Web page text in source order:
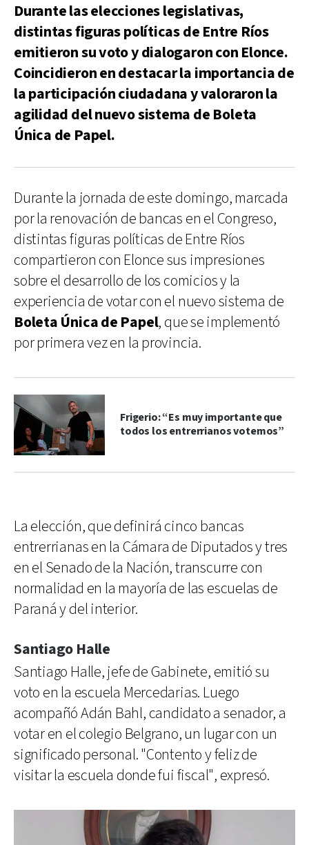
Durante las elecciones legislativas,
distintas figuras políticas de Entre Ríos
emitieron su voto y dialogaron con Elonce.
Coincidieron en destacar la importancia de
la participación ciudadana y valoraron la
agilidad del nuevo sistema de Boleta
Única de Papel.
Durante la jornada de este domingo, marcada
por la renovación de bancas en el Congreso,
distintas figuras políticas de Entre Ríos
compartieron con Elonce sus impresiones
sobre el desarrollo de los comicios y la
experiencia de votar con el nuevo sistema de
Boleta Única de Papel, que se implementó
por primera vez en la provincia.
Frigerio: “Es muy importante que
todos los entrerrianos votemos”
La elección, que definirá cinco bancas
entrerrianas en la Cámara de Diputados y tres
en el Senado de la Nación, transcurre con
normalidad en la mayoría de las escuelas de
Paraná y del interior.
Santiago Halle
Santiago Halle, jefe de Gabinete, emitió su
voto en la escuela Mercedarias. Luego
acompañó Adán Bahl, candidato a senador, a
votar en el colegio Belgrano, un lugar con un
significado personal. "Contento y feliz de
visitar la escuela donde fui fiscal", expresó.